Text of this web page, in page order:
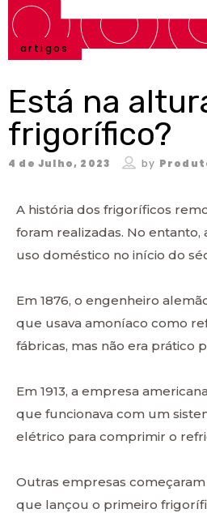
artigos
Está na
frigorífico?
4 de Julho, 2023 by
A história dos frigoríficos
foram realizadas. No
uso doméstico no início do
Em 1876, o engenheiro
que usava amoníaco como
fábricas, mas não era prático
Em 1913, a empresa
que funcionava com um
elétrico para comprimir o
Outras empresas
que lançou o primeiro